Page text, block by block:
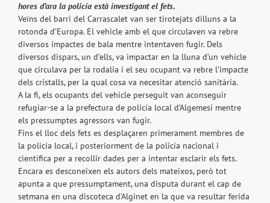
hores d’ara la policía està investigant el fets.
Veïns del barri del Carrascalet van ser tirotejats dilluns a la
rotonda d’Europa. El vehicle amb el que circulaven va rebre
diversos impactes de bala mentre intentaven fugir. Dels
diversos dispars, un d’ells, va impactar en la lluna d’un vehicle
que circulava per la rodalia i el seu ocupant va rebre l’impacte
dels cristalls, per la qual cosa va necesitar atenció sanitària.
A la fi, els ocupants del vehicle perseguit van aconseguir
refugiar-se a la prefectura de policía local d’Algemesí mentre
els pressumptes agressors van fugir.
Fins el lloc dels fets es desplaçaren primerament membres de
la policía local, i posteriorment de la policía nacional i
científica per a recollir dades per a intentar esclarir els fets.
Encara es desconeixen els autors dels mateixos, però tot
apunta a que pressumptament, una disputa durant el cap de
setmana en una discoteca d’Alginet en la que va resultar ferida